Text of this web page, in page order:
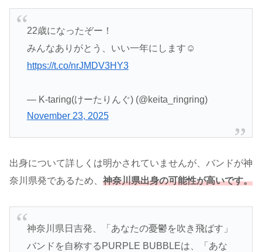
22歳になったぞー！
みんなありがとう、いい一年にします☺️
https://t.co/nrJMDV3HY3
— K-taring(けーたりんぐ) (@keita_ringring)
November 23, 2025
出身について詳しくは明かされていませんが、バンドが神
奈川県発であるため、 神奈川県出身の可能性が高いです。
神奈川県日吉発、「あなたの憂鬱を吹き飛ばす」
バンドを自称するPURPLE BUBBLEは、「あな